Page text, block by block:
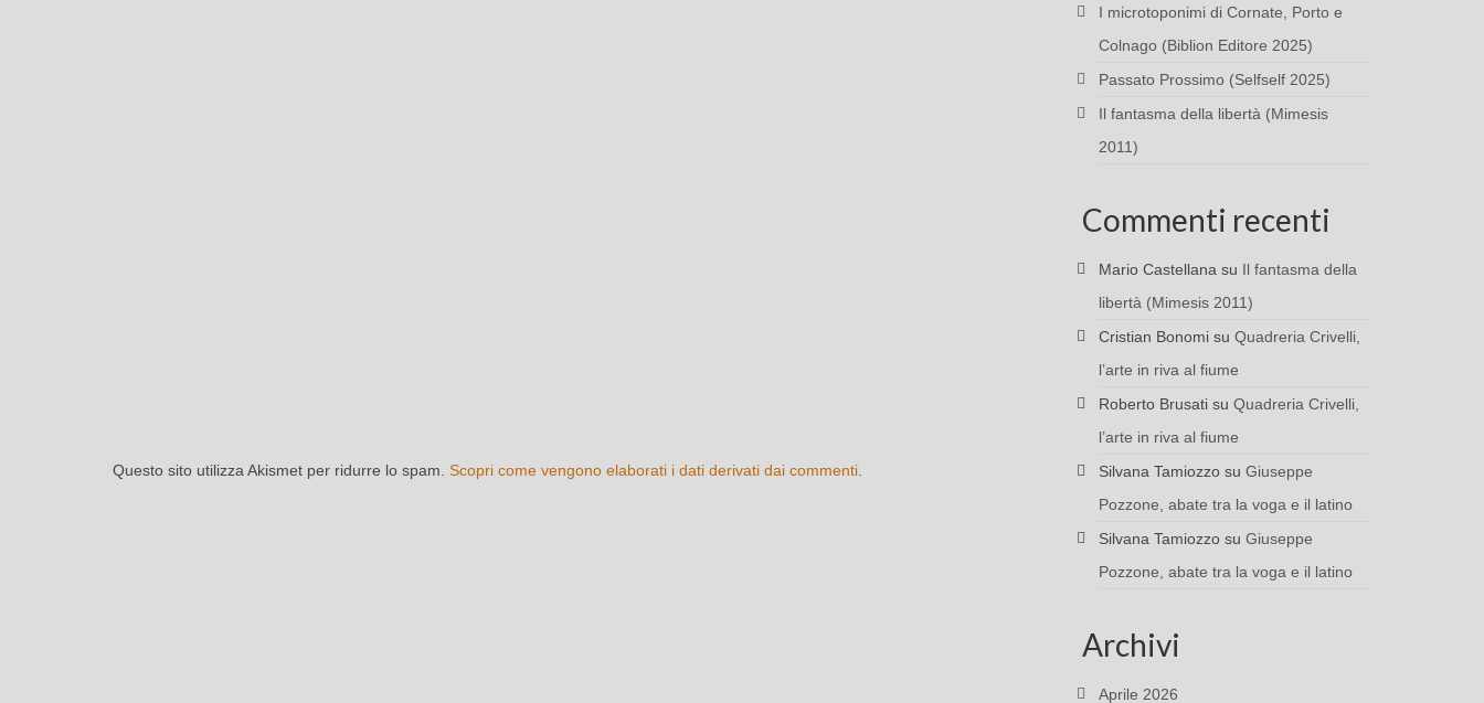
Questo sito utilizza Akismet per ridurre lo spam. Scopri come vengono elaborati i dati derivati dai commenti
I microtoponimi di Cornate, Porto e
Colnago (Biblion Editore 2025)
Passato Prossimo (Selfself 2025)
Il fantasma della libertà (Mimesis
2011)
Commenti recenti
Mario Castellana su Il fantasma della
libertà (Mimesis 2011)
Cristian Bonomisu Quadreria Crivelli,
l’arte in riva al fiume
Roberto Brusatisu Quadreria Crivelli,
l’arte in riva al fiume
Silvana Tamiozzosu Giuseppe
Pozzone, abate tra la voga e il latino
Silvana Tamiozzosu Giuseppe
Pozzone, abate tra la voga e il latino
Archivi
Aprile 2026